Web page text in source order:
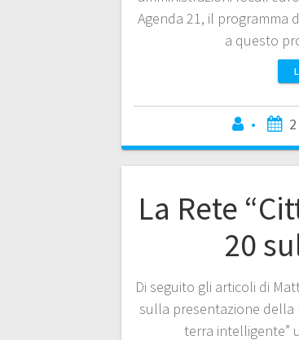
Agenda 21, il programma
a questo
•
La Rete
20
Di seguito gli articoli di
sulla presentazione della
terra intelligente”